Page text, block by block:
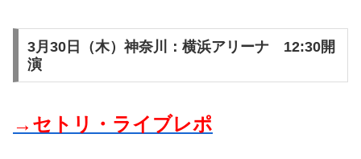
3月30日（木）神奈川：横浜アリーナ 12:30開
演
→セトリ・ライブレポ